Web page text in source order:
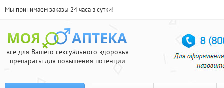
Мы принимаем заказы 24 часа в сутки!
все для Вашего сексуального здоровья
препараты для повышения потенции